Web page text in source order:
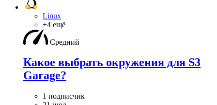
Linux
+4 ещё
Средний
Какое выбрать окружения для S3
Garage?
1 подписчик